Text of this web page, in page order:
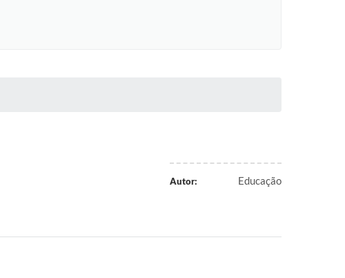
Autor: Educação